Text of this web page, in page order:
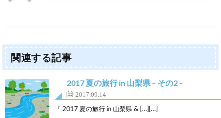
関連する記事
2017 夏の旅行 in 山梨県 – その2 –
2017.09.14
『 2017 夏の旅行 in 山梨県 & […][…]